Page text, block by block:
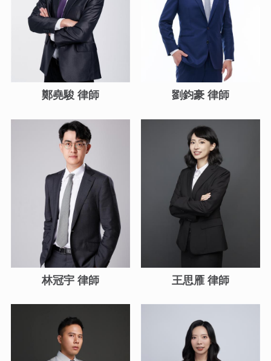
鄭堯駿 律師 劉鈞豪 律師
林冠宇 律師 王思雁 律師